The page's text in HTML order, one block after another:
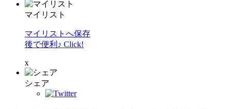
マイリスト
マイリストへ保存
後で便利♪ Click!
x
シェア